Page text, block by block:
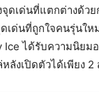
ดเด่นที่แตกต่างด้ว
เด่นที่ถูกใจคนรุ่นใ
ได้รับความนิยม
ลังเปิดตัวได้เพียง